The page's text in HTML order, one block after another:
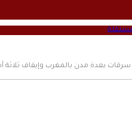
بعدة مدن بالمغرب وإيقاف ثلاثة